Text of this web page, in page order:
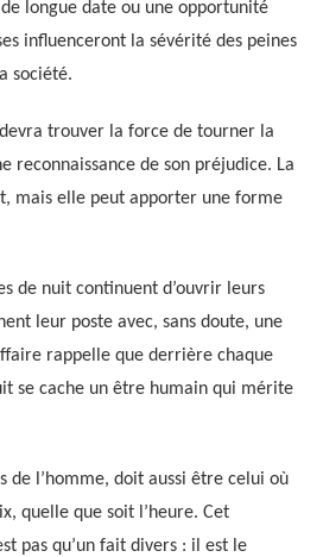
longue date ou une opportunité
influenceront la sévérité des peines
société.
trouver la force de tourner la
reconnaissance de son préjudice. La
mais elle peut apporter une forme
de nuit continuent d’ouvrir leurs
leur poste avec, sans doute, une
rappelle que derrière chaque
se cache un être humain qui mérite
de l’homme, doit aussi être celui où
quelle que soit l’heure. Cet
pas qu’un fait divers : il est le